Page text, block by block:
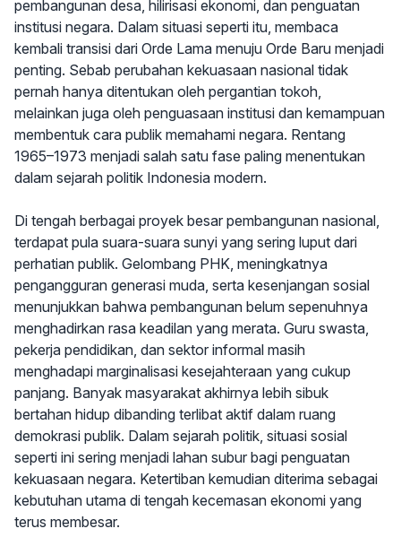
pembangunan desa, hilirisasi ekonomi, dan penguatan
institusi negara. Dalam situasi seperti itu, membaca
kembali transisi dari Orde Lama menuju Orde Baru menjadi
penting. Sebab perubahan kekuasaan nasional tidak
pernah hanya ditentukan oleh pergantian tokoh,
melainkan juga oleh penguasaan institusi dan kemampuan
membentuk cara publik memahami negara. Rentang
1965–1973 menjadi salah satu fase paling menentukan
dalam sejarah politik Indonesia modern.
Di tengah berbagai proyek besar pembangunan nasional,
terdapat pula suara-suara sunyi yang sering luput dari
perhatian publik. Gelombang PHK, meningkatnya
pengangguran generasi muda, serta kesenjangan sosial
menunjukkan bahwa pembangunan belum sepenuhnya
menghadirkan rasa keadilan yang merata. Guru swasta,
pekerja pendidikan, dan sektor informal masih
menghadapi marginalisasi kesejahteraan yang cukup
panjang. Banyak masyarakat akhirnya lebih sibuk
bertahan hidup dibanding terlibat aktif dalam ruang
demokrasi publik. Dalam sejarah politik, situasi sosial
seperti ini sering menjadi lahan subur bagi penguatan
kekuasaan negara. Ketertiban kemudian diterima sebagai
kebutuhan utama di tengah kecemasan ekonomi yang
terus membesar.